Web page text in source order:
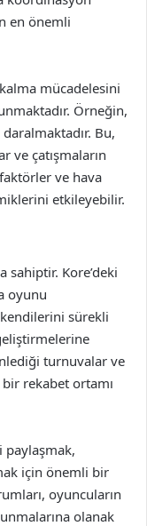
en önemli
mücadelesini
Örneğin,
Bu,
ve çatışmaların
ve hava
etkileyebilir.
sahiptir. Kore’deki
oyunu
sürekli
turnuvalar ve
rekabet ortamı
için önemli bir
oyuncuların
olanak